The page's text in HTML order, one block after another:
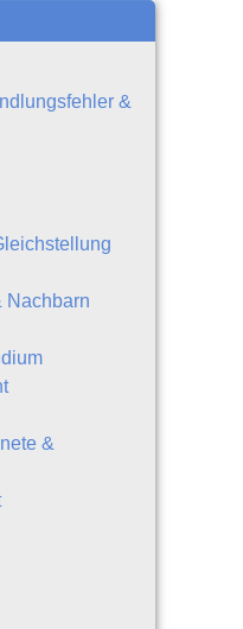
&
Nachbarn
&